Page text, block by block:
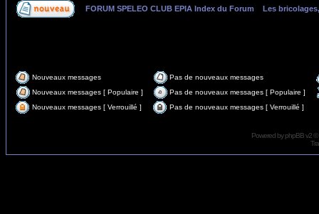
FORUM SPELEO CLUB EPIA Index du Forum Les
Nouveaux messages
Pas de nouveaux messages
Nouveaux messages [ Populaire ]
Pas de nouveaux messages [ Populaire ]
Nouveaux messages [ Verrouillé ]
Pas de nouveaux messages [ Verrouillé ]
Powered byphpBBv2 ©